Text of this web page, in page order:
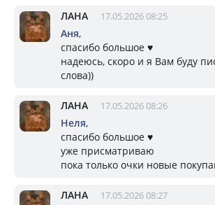
ЛАНА 17.05.2026 08:25
Аня,
спасибо большое ♥️
надеюсь, скоро и я Вам буду
слова))
ЛАНА 17.05.2026 08:26
Неля,
спасибо большое ♥️
уже присматриваю
пока только очки новые
ЛАНА 17.05.2026 08:27